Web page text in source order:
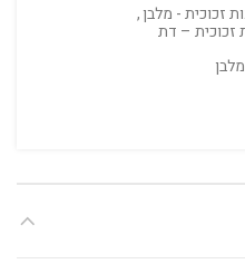
זכוכית - מלבן,
זכוכית – דת
מלבן